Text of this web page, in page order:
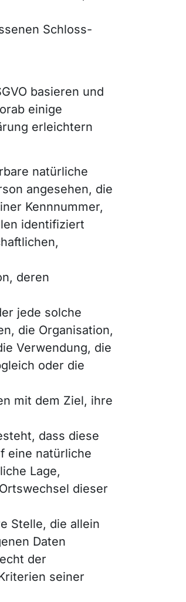
Schloss-
basieren und
einige
erleichtern
natürliche
angesehen, die
Kennnummer,
identifiziert
deren
jede solche
die Organisation,
Verwendung, die
oder die
mit dem Ziel, ihre
dass diese
eine natürliche
Lage,
dieser
Stelle, die allein
Daten
der
seiner